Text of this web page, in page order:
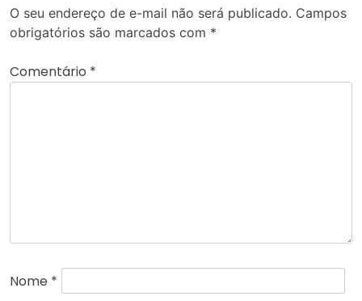
O seu endereço de e-mail não será publicado. Campos
obrigatórios são marcados com *
Comentário *
Nome *